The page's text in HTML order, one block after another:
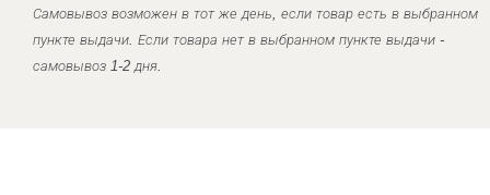
Самовывоз возможен в тот же день, если товар есть в выбранном
пункте выдачи. Если товара нет в выбранном пункте выдачи -
самовывоз 1-2 дня.